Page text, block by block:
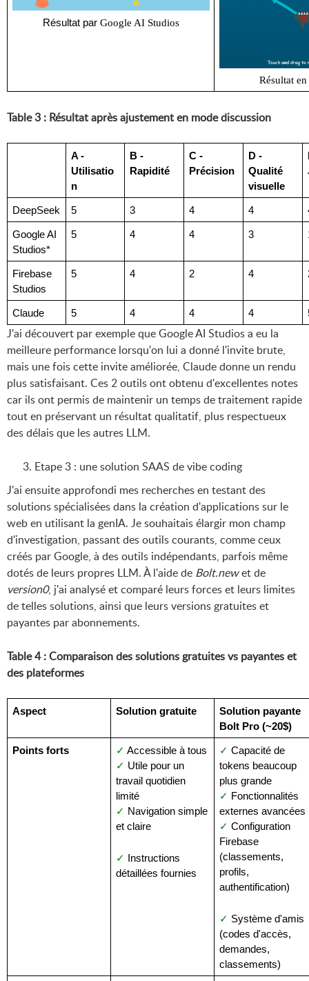
Résultat par Google AI Studios
Résultat
Table 3 : Résultat après ajustement en mode discussion
A -
Utilisatio
n
B -
Rapidité
C -
Précision
D -
Qualité
visuelle
DeepSeek 5 3 4 4
Google AI
Studios*
5 4 4 3
Firebase
Studios
5 4 2 4
Claude 5 4 4 4
J'ai découvert par exemple que Google AI Studios a eu la
meilleure performance lorsqu'on lui a donné l'invite brute,
mais une fois cette invite améliorée, Claude donne un rendu
plus satisfaisant. Ces 2 outils ont obtenu d'excellentes notes
car ils ont permis de maintenir un temps de traitement rapide
tout en préservant un résultat qualitatif, plus respectueux
des délais que les autres LLM.
Etape 3 : une solution SAAS de vibe coding
J'ai ensuite approfondi mes recherches en testant des
solutions spécialisées dans la création d'applications sur le
web en utilisant la genIA. Je souhaitais élargir mon champ
d'investigation, passant des outils courants, comme ceux
créés par Google, à des outils indépendants, parfois même
dotés de leurs propres LLM. À l'aide de Bolt.newet de
version0, j'ai analysé et comparé leurs forces et leurs limites
de telles solutions, ainsi que leurs versions gratuites et
payantes par abonnements.
Table 4 : Comparaison des solutions gratuites vs payantes et
des plateformes
Aspect Solution gratuite
Solution payante
Bolt Pro (~20$)
Points forts ✓ Accessible à tous
✓ Utile pour un
travail quotidien
limité
✓ Navigation simple
et claire
✓
Instructions
détaillées fournies
✓ Capacité de
tokens beaucoup
plus grande
✓ Fonctionnalités
externes avancées
✓ Configuration
Firebase
(classements,
profils,
authentification)
✓ Système d'amis
(codes d'accès,
demandes,
classements)